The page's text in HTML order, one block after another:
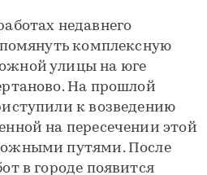
недавнего
комплексную
улицы на юге
На прошлой
к возведению
на пересечении этой
путями. После
в городе появится